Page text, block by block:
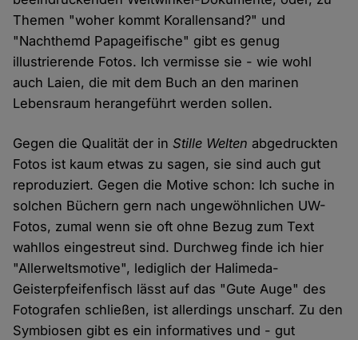
Themen "woher kommt Korallensand?" und
"Nachthemd Papageifische" gibt es genug
illustrierende Fotos. Ich vermisse sie - wie wohl
auch Laien, die mit dem Buch an den marinen
Lebensraum herangeführt werden sollen.
Gegen die Qualität der inStille Welten abgedruckten
Fotos ist kaum etwas zu sagen, sie sind auch gut
reproduziert. Gegen die Motive schon: Ich suche in
solchen Büchern gern nach ungewöhnlichen UW-
Fotos, zumal wenn sie oft ohne Bezug zum Text
wahllos eingestreut sind. Durchweg finde ich hier
"Allerweltsmotive", lediglich der Halimeda-
Geisterpfeifenfisch lässt auf das "Gute Auge" des
Fotografen schließen, ist allerdings unscharf. Zu den
Symbiosen gibt es ein informatives und - gut